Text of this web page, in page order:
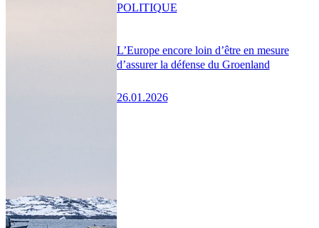
L’Europe encore loin d’être en mesure
d’assurer la défense du Groenland
26.01.2026
POLITIQUE